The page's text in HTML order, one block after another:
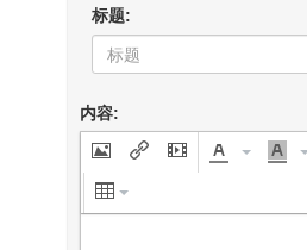
标题:
内容: